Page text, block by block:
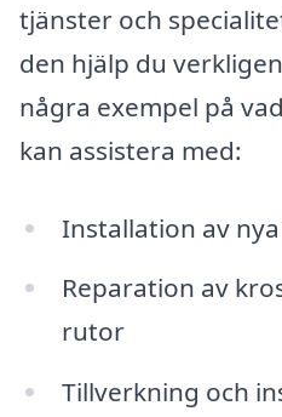
tjänster och
den hjälp du
några exempel på
kan assistera med:
Installation av
Reparation av
rutor
Tillverkning och